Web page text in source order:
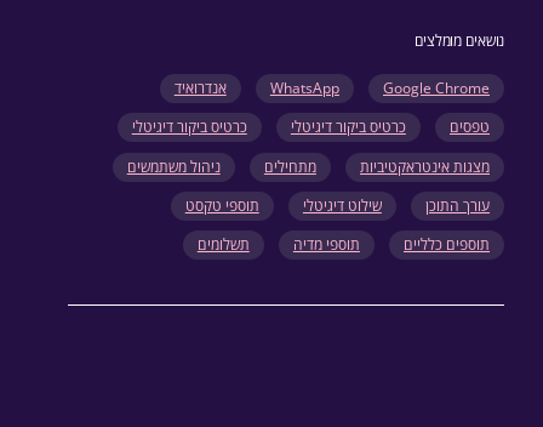
נושאים מומלצים
Google Chrome
WhatsApp
אנדרואיד
טפסים
כרטיס ביקור דיגיטלי
כרטיס ביקור דיגיטלי
מצגות אינטראקטיביות
מתחילים
ניהול משתמשים
עורך התוכן
שילוט דיגיטלי
תוספי טקסט
תוספים כלליים
תוספי מדיה תשלומים